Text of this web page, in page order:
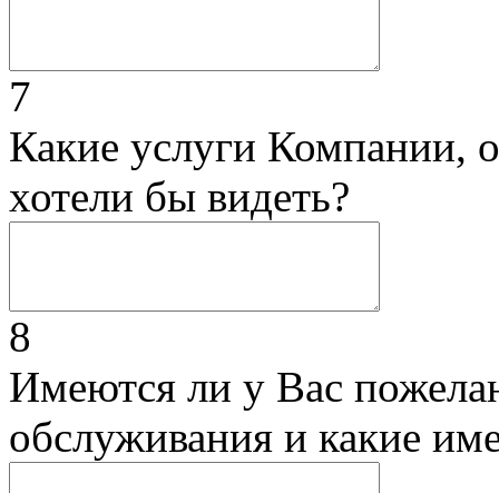
7
Какие услуги Компании,
хотели бы видеть?
8
Имеются ли у Вас
обслуживания и какие